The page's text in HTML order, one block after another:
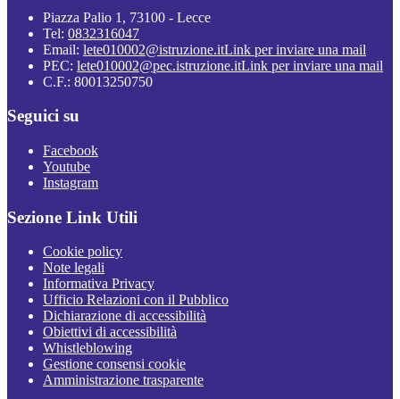
Piazza Palio 1, 73100 - Lecce
Tel: 0832316047
Email: lete010002@istruzione.itLink per inviare una mail
PEC: lete010002@pec.istruzione.itLink per inviare una mail
C.F.: 80013250750
Seguici su
Facebook
Youtube
Instagram
Sezione Link Utili
Cookie policy
Note legali
Informativa Privacy
Ufficio Relazioni con il Pubblico
Dichiarazione di accessibilità
Obiettivi di accessibilità
Whistleblowing
Gestione consensi cookie
Amministrazione trasparente